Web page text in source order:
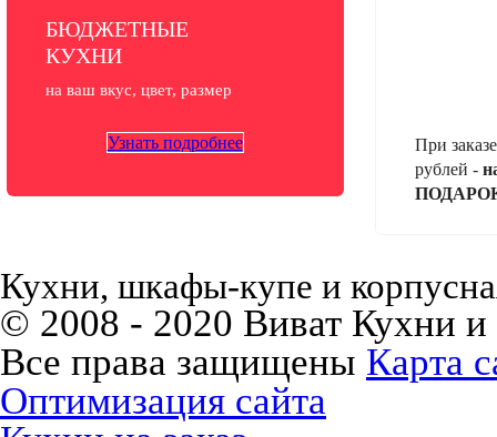
БЮДЖЕТНЫЕ
КУХНИ
на ваш вкус, цвет, размер
Узнать подробнее
При
рублей -
Кухни, шкафы-купе и
© 2008 - 2020 Виват Кухни
Все права защищены Карта
Оптимизация сайта